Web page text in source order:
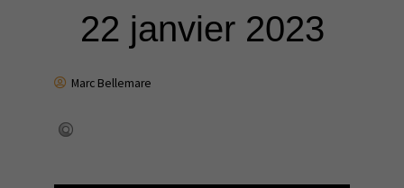
22 janvier 2023
Marc Bellemare